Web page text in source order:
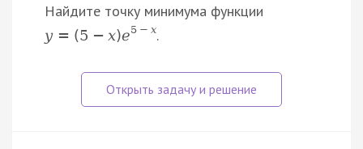
Найдите точку минимума функции
y = (5 − x)e5 − x.